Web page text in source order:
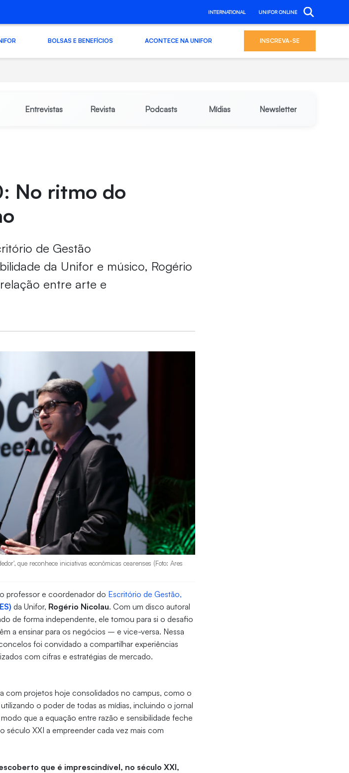
INTERNATIONAL UNIFOR ONLINE
BOLSAS E BENEFÍCIOS ACONTECE NA UNIFOR INSCREVA-SE
Entrevistas Revista Podcasts Mídias Newsletter
No ritmo do
de Gestão
da Unifor e músico, Rogério
entre arte e
que reconhece iniciativas econômicas cearenses (Foto: Ares
professor e coordenador do Escritório de Gestão,
da Unifor, Rogério Nicolau. Com um disco autoral
de forma independente, ele tomou para si o desafio
a ensinar para os negócios – e vice-versa. Nessa
foi convidado a compartilhar experiências
com cifras e estratégias de mercado.
com projetos hoje consolidados no campus, como o
o poder de todas as mídias, incluindo o jornal
que a equação entre razão e sensibilidade feche
século XXI a empreender cada vez mais com
que é imprescindível, no século XXI,